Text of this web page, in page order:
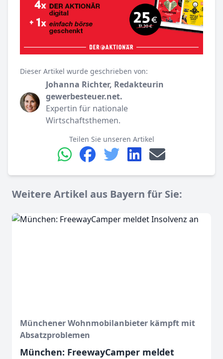
Dieser Artikel wurde geschrieben von:
Johanna Richter, Redakteurin
gewerbesteuer.net.
Expertin für nationale
Wirtschaftsthemen.
Teilen Sie unseren Artikel
Weitere Artikel aus Bayern für Sie:
Münchener Wohnmobilanbieter kämpft mit
Absatzproblemen
München: FreewayCamper meldet